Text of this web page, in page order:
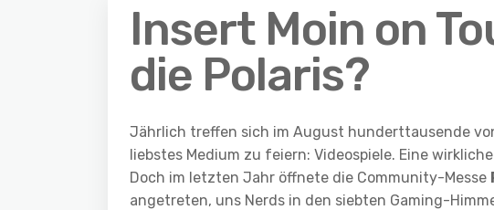
Insert Moin on
die Polaris?
Jährlich treffen sich im August hunderttausende
liebstes Medium zu feiern: Videospiele. Eine
Doch im letzten Jahr öffnete die Community-Messe
angetreten, uns Nerds in den siebten Gaming-